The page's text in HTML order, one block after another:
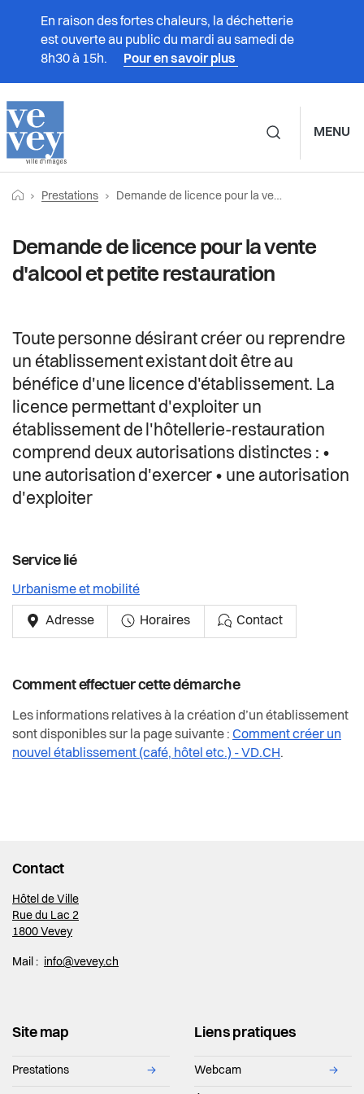
En raison des fortes chaleurs, la déchetterie
est ouverte au public du mardi au samedi de
8h30 à 15h.
Pour en savoir plus
MENU
Prestations
Vivre à Vevey
Administration
Vie politique
Actualités
Pilier public
Règlements
FilRetourner vers la page d'accueil
Prestations Page actuelle:
Demande de licence pour la vente d'alcool et petite restauration
Demande de licence pour la vente
d'alcool et petite restauration
Toute personne désirant créer ou reprendre
un établissement existant doit être au
bénéfice d'une licence d'établissement. La
licence permettant d'exploiter un
établissement de l'hôtellerie-restauration
comprend deux autorisations distinctes : •
une autorisation d'exercer • une autorisation
d'exploiter
Service lié
Urbanisme et mobilité
Adresse Horaires Contact
Comment effectuer cette démarche
Les informations relatives à la création d’un établissement
sont disponibles sur la page suivante : Comment créer un
nouvel établissement (café, hôtel etc.) - VD.CH.
Contact
Hôtel de Ville
Rue du Lac 2
1800 Vevey
Mail : info@vevey.ch
Site map
Prestations →
Liens pratiques
Webcam →